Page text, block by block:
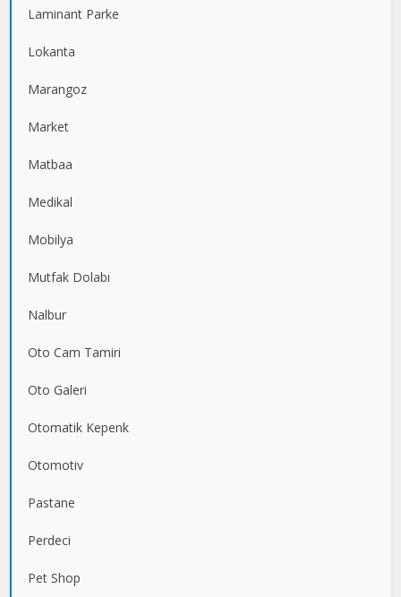
Laminant Parke
Lokanta
Marangoz
Market
Matbaa
Medikal
Mobilya
Mutfak Dolabı
Nalbur
Oto Cam Tamiri
Oto Galeri
Otomatik Kepenk
Otomotiv
Pastane
Perdeci
Pet Shop